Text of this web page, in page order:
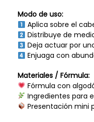
Modo de uso:
Aplica sobre el
Distribuye de
Deja actuar por
Enjuaga con
Materiales / Fórmula:
Fórmula con
Ingredientes para
Presentación mini